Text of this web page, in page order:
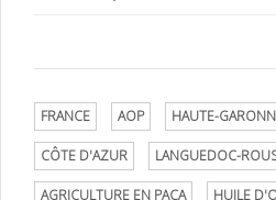
FRANCE AOP HAUTE-
CÔTE D'AZUR LANGUEDOC-
AGRICULTURE EN PACA HUILE